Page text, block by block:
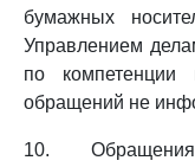
бумажных
Управлением
по компетенции
обращений не
10.